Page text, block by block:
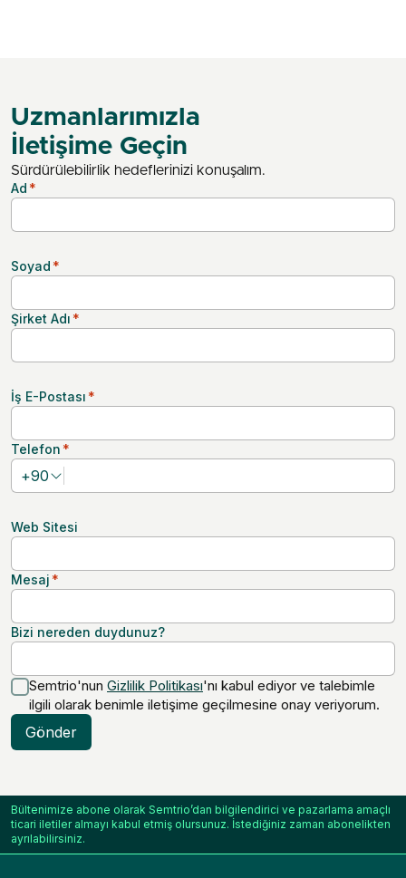
Uzmanlarımızla
İletişime Geçin
Sürdürülebilirlik hedeflerinizi konuşalım.
Ad *
Soyad *
Şirket Adı *
İş E-Postası *
Telefon *
+90
Web Sitesi
Mesaj *
Bizi nereden duydunuz?
Semtrio'nun Gizlilik Politikası'nı kabul ediyor ve talebimle
ilgili olarak benimle iletişime geçilmesine onay veriyorum.
Gönder
Bültenimize abone olarak Semtrio’dan bilgilendirici ve pazarlama amaçlı
ticari iletiler almayı kabul etmiş olursunuz. İstediğiniz zaman abonelikten
ayrılabilirsiniz.